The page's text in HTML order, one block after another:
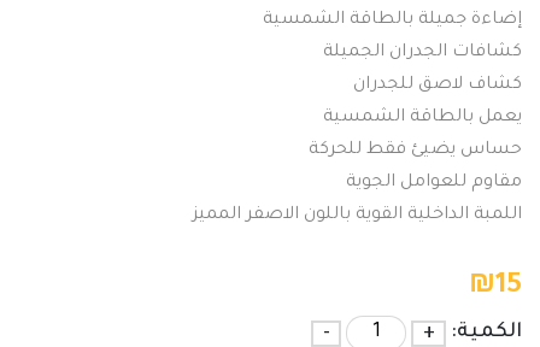
إضاءة جميلة بالطاقة الشمسية
كشافات الجدران الجميلة
كشاف لاصق للجدران
يعمل بالطاقة الشمسية
حساس يضيئ فقط للحركة
مقاوم للعوامل الجوية
اللمبة الداخلية القوية باللون الاصفر المميز
₪15
الكمية: +
-